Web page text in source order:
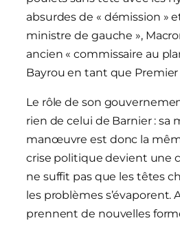
absurdes de « démission »
ministre de gauche »,
ancien « commissaire au
Bayrou en tant que
Le rôle de son
rien de celui de Barnier : sa
manœuvre est donc la
crise politique devient une
ne suffit pas que les têtes
les problèmes s’évaporent.
prennent de nouvelles